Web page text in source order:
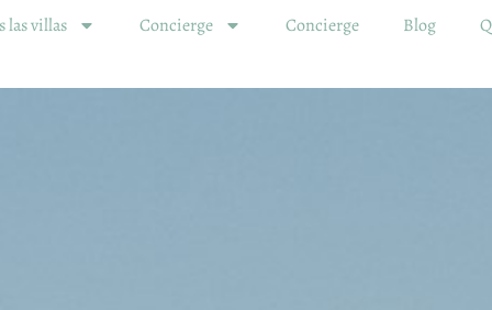
las villas Concierge Concierge Blog